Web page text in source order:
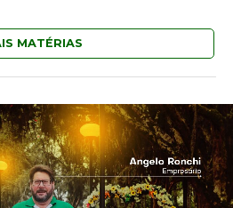
MATÉRIAS